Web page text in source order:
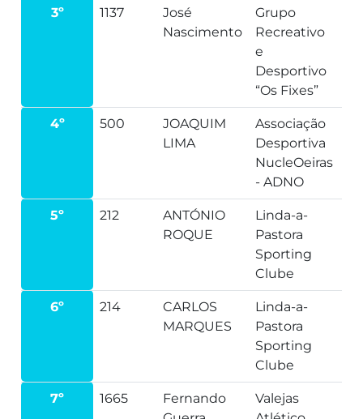
3º 1137
José
Nascimento
Grupo
Recreativo
e
Desportivo
“Os Fixes”
4º 500
JOAQUIM
LIMA
Associação
Desportiva
NucleOeiras
- ADNO
5º 212
ANTÓNIO
ROQUE
Linda-a-
Pastora
Sporting
Clube
6º 214
CARLOS
MARQUES
Linda-a-
Pastora
Sporting
Clube
7º 1665
Fernando
Valejas